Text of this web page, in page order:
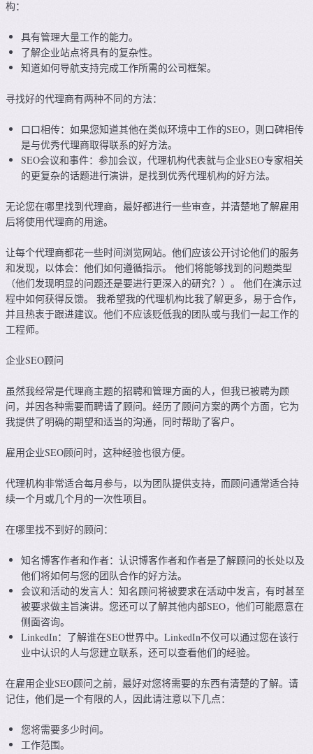
构：
具有管理大量工作的能力。
了解企业站点将具有的复杂性。
知道如何导航支持完成工作所需的公司框架。
寻找好的代理商有两种不同的方法：
口口相传：如果您知道其他在类似环境中工作的SEO，则口碑相传
是与优秀代理商取得联系的好方法。
SEO会议和事件：参加会议，代理机构代表就与企业SEO专家相关
的更复杂的话题进行演讲，是找到优秀代理机构的好方法。
无论您在哪里找到代理商，最好都进行一些审查，并清楚地了解雇用
后将使用代理商的用途。
让每个代理商都花一些时间浏览网站。他们应该公开讨论他们的服务
和发现，以体会：他们如何遵循指示。 他们将能够找到的问题类型
（他们发现明显的问题还是要进行更深入的研究？）。 他们在演示过
程中如何获得反馈。 我希望我的代理机构比我了解更多，易于合作，
并且热衷于跟进建议。他们不应该贬低我的团队或与我们一起工作的
工程师。
企业SEO顾问
虽然我经常是代理商主题的招聘和管理方面的人，但我已被聘为顾
问，并因各种需要而聘请了顾问。经历了顾问方案的两个方面，它为
我提供了明确的期望和适当的沟通，同时帮助了客户。
雇用企业SEO顾问时，这种经验也很方便。
代理机构非常适合每月参与，以为团队提供支持，而顾问通常适合持
续一个月或几个月的一次性项目。
在哪里找不到好的顾问：
知名博客作者和作者：认识博客作者和作者是了解顾问的长处以及
他们将如何与您的团队合作的好方法。
会议和活动的发言人：知名顾问将被要求在活动中发言，有时甚至
被要求做主旨演讲。您还可以了解其他内部SEO，他们可能愿意在
侧面咨询。
LinkedIn：了解谁在SEO世界中。LinkedIn不仅可以通过您在该行
业中认识的人与您建立联系，还可以查看他们的经验。
在雇用企业SEO顾问之前，最好对您将需要的东西有清楚的了解。请
记住，他们是一个有限的人，因此请注意以下几点：
您将需要多少时间。
工作范围。